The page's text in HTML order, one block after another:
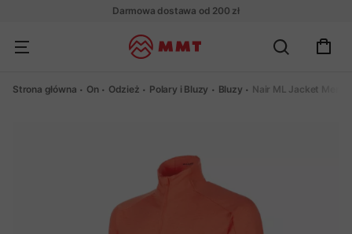
Darmowa dostawa od 200 zł
Strona główna On Odzież Polary i Bluzy Bluzy Nair ML Jacket Men